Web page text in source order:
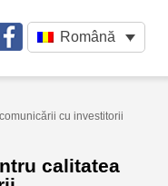
Română
cu investitorii
calitatea